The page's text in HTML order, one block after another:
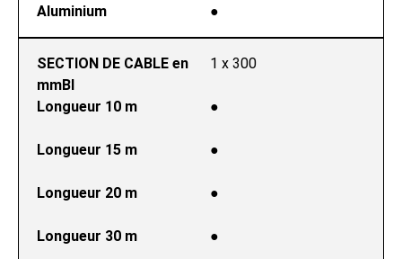
Aluminium ●
SECTION DE CABLE en
mmВІ
1 x 300
Longueur 10 m ●
Longueur 15 m ●
Longueur 20 m ●
Longueur 30 m ●